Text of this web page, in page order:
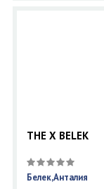
THE X BELEK
Белек,Анталия